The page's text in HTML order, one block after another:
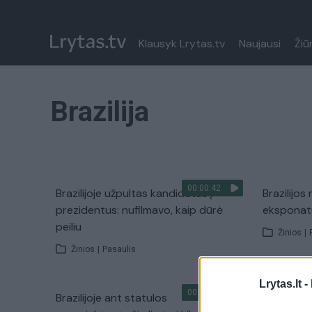
Lrytas.lt -
Klausyk Lrytas.tv Naujausi
Brazilija
00:00:42
Brazilijoje užpultas kandidatas į
prezidentus: nufilmavo, kaip dūrė
peiliu
Žinios Pasaulis
Brazilijos
Žinios
00:00:51
Brazilijoje ant statulos